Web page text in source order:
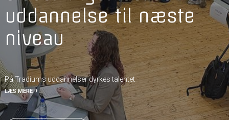
uddannelse til næste
niveau
På Tradiums uddannelser dyrkes talentet
LÆS MERE